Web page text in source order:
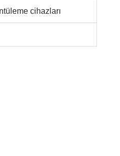
cihazları